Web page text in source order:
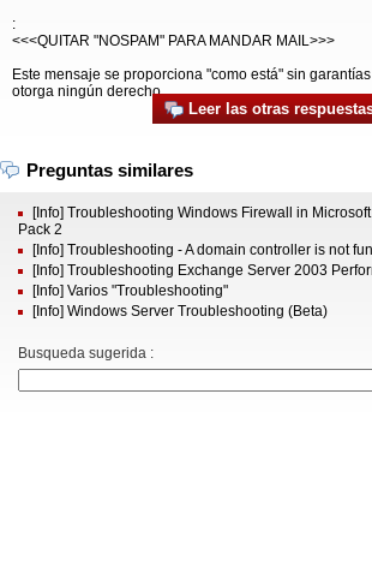
:
<<<QUITAR "NOSPAM" PARA MANDAR MAIL>>>
Este mensaje se proporciona "como está" sin
otorga ningún derecho
Leer las otras
Preguntas similares
[Info] Troubleshooting Windows Firewall in
Pack 2
[Info] Troubleshooting - A domain controller is not
[Info] Troubleshooting Exchange Server 2003
[Info] Varios "Troubleshooting"
[Info] Windows Server Troubleshooting (Beta)
Busqueda sugerida :